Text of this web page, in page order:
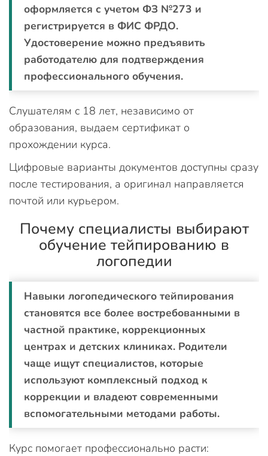
оформляется с учетом ФЗ №273 и
регистрируется в ФИС ФРДО.
Удостоверение можно предъявить
работодателю для подтверждения
профессионального обучения.
Слушателям с 18 лет, независимо от
образования, выдаем сертификат о
прохождении курса.
Цифровые варианты документов доступны сразу
после тестирования, а оригинал направляется
почтой или курьером.
Почему специалисты выбирают
обучение тейпированию в
логопедии
Навыки логопедического тейпирования
становятся все более востребованными в
частной практике, коррекционных
центрах и детских клиниках. Родители
чаще ищут специалистов, которые
используют комплексный подход к
коррекции и владеют современными
вспомогательными методами работы.
Курс помогает профессионально расти: